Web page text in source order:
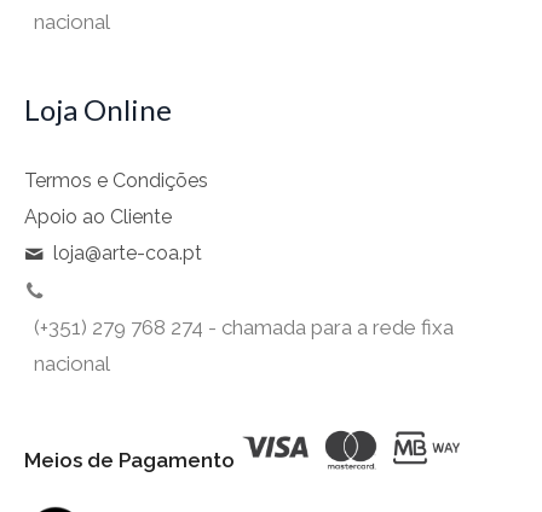
nacional
Loja Online
Termos e Condições
Apoio ao Cliente
loja@arte-coa.pt
(+351) 279 768 274 - chamada para a rede fixa
nacional
Meios de Pagamento